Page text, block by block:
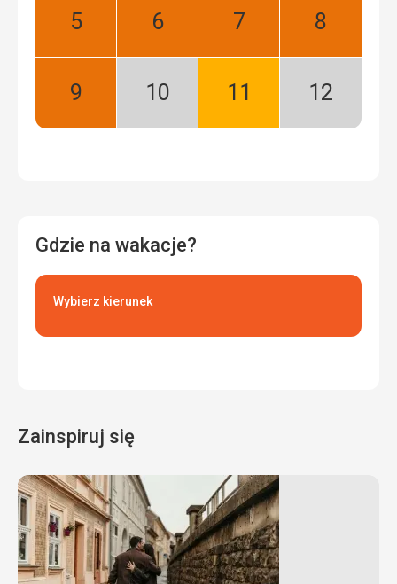
Maj:
Czerwiec:
Lipiec:
Sierpień:
Wrzesień:
Październik:
Listopad:
Grudzień:
Gdzie na wakacje?
Wybierz kierunek
Zainspiruj się